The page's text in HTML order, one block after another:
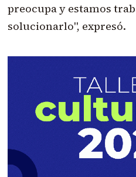
preocupa y estamos
solucionarlo", expresó.